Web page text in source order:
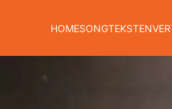
HOMESONGTEKSTEN